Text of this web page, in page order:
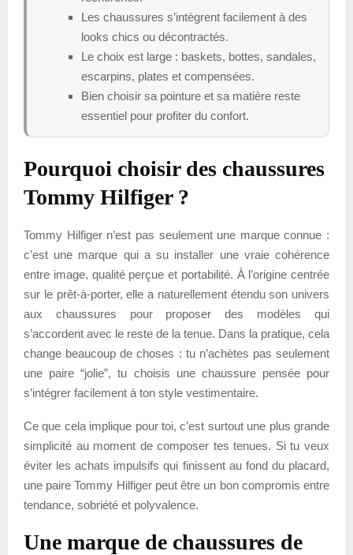
Les chaussures s’intègrent facilement à des
looks chics ou décontractés.
Le choix est large : baskets, bottes, sandales,
escarpins, plates et compensées.
Bien choisir sa pointure et sa matière reste
essentiel pour profiter du confort.
Pourquoi choisir des chaussures
Tommy Hilfiger ?
Tommy Hilfiger n’est pas seulement une marque connue :
c’est une marque qui a su installer une vraie cohérence
entre image, qualité perçue et portabilité. À l’origine centrée
sur le prêt-à-porter, elle a naturellement étendu son univers
aux chaussures pour proposer des modèles qui
s’accordent avec le reste de la tenue. Dans la pratique, cela
change beaucoup de choses : tu n’achètes pas seulement
une paire “jolie”, tu choisis une chaussure pensée pour
s’intégrer facilement à ton style vestimentaire.
Ce que cela implique pour toi, c’est surtout une plus grande
simplicité au moment de composer tes tenues. Si tu veux
éviter les achats impulsifs qui finissent au fond du placard,
une paire Tommy Hilfiger peut être un bon compromis entre
tendance, sobriété et polyvalence.
Une marque de chaussures de